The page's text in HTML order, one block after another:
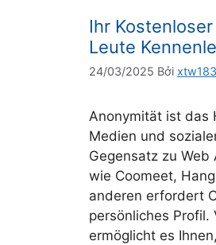
Ihr
Leute
24/03/2025 Bởi
Anonymität ist das
Medien und
Gegensatz zu Web
wie Coomeet,
anderen erfordert
persönliches Profil.
ermöglicht es